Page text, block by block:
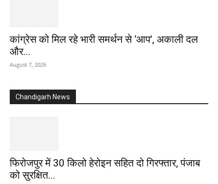
कांग्रेस को मिल रहे भारी समर्थन से ‘आप’, अकाली दल
और...
August 7, 2026
Chandigarh News
फिरोजपुर में 30 किलो हेरोइन सहित दो गिरफ्तार, पंजाब
को सुरक्षित...